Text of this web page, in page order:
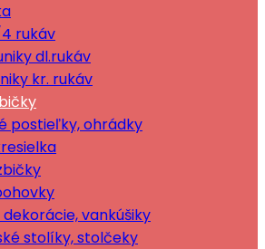
rukáv
dl.rukáv
kr. rukáv
postieľky, ohrádky
vankúšiky
stolíky, stolčeky